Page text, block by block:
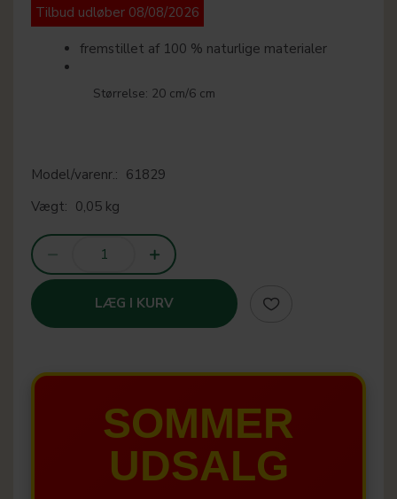
Tilbud udløber 08/08/2026
fremstillet af 100 % naturlige materialer
Størrelse: 20 cm/6 cm
Model/varenr.: 61829
Vægt: 0,05 kg
LÆG I KURV
SOMMER
UDSALG